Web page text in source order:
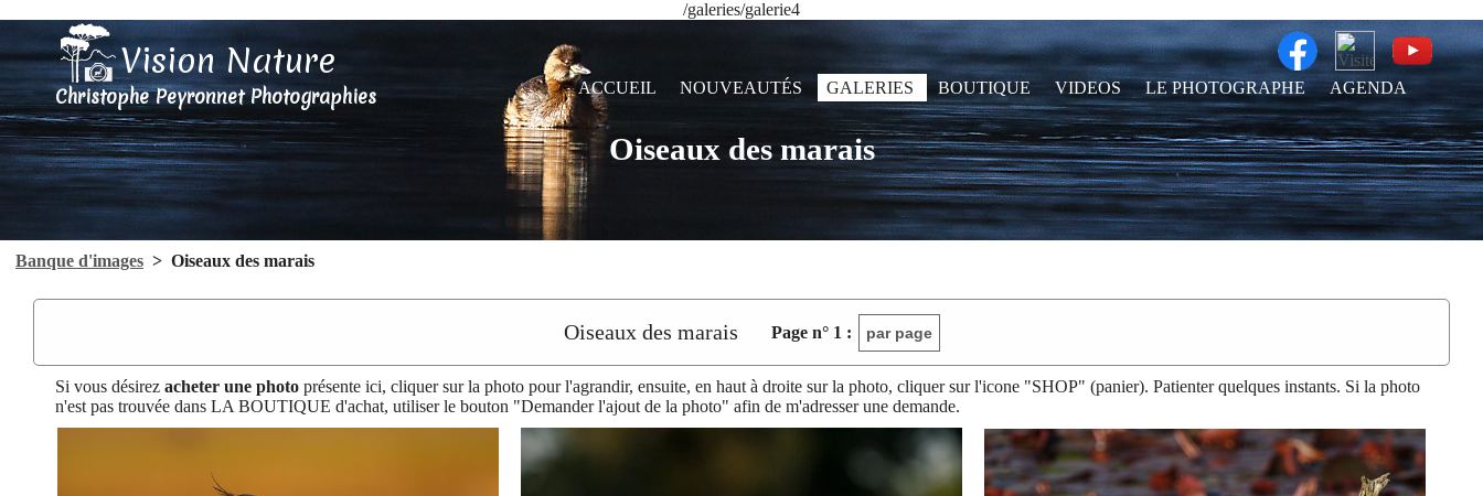
/galeries/galerie4
Vision Nature
Christophe Peyronnet Photographies ACCUEIL NOUVEAUTÉS GALERIES BOUTIQUE VIDEOS LE PHOTOGRAPHE AGENDA
Oiseaux des marais
Banque d'images > Oiseaux des marais
Oiseaux des marais Page n° 1 : par page
Si vous désirez acheter une photo présente ici, cliquer sur la photo pour l'agrandir, ensuite, en haut à droite sur la photo, cliquer sur l'icone "SHOP" (panier). Patienter quelques instants. Si la photo
n'est pas trouvée dans LA BOUTIQUE d'achat, utiliser le bouton "Demander l'ajout de la photo" afin de m'adresser une demande.